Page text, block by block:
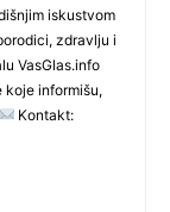
iskustvom
zdravlju i
VasGlas.info
koje informišu,
Kontakt: